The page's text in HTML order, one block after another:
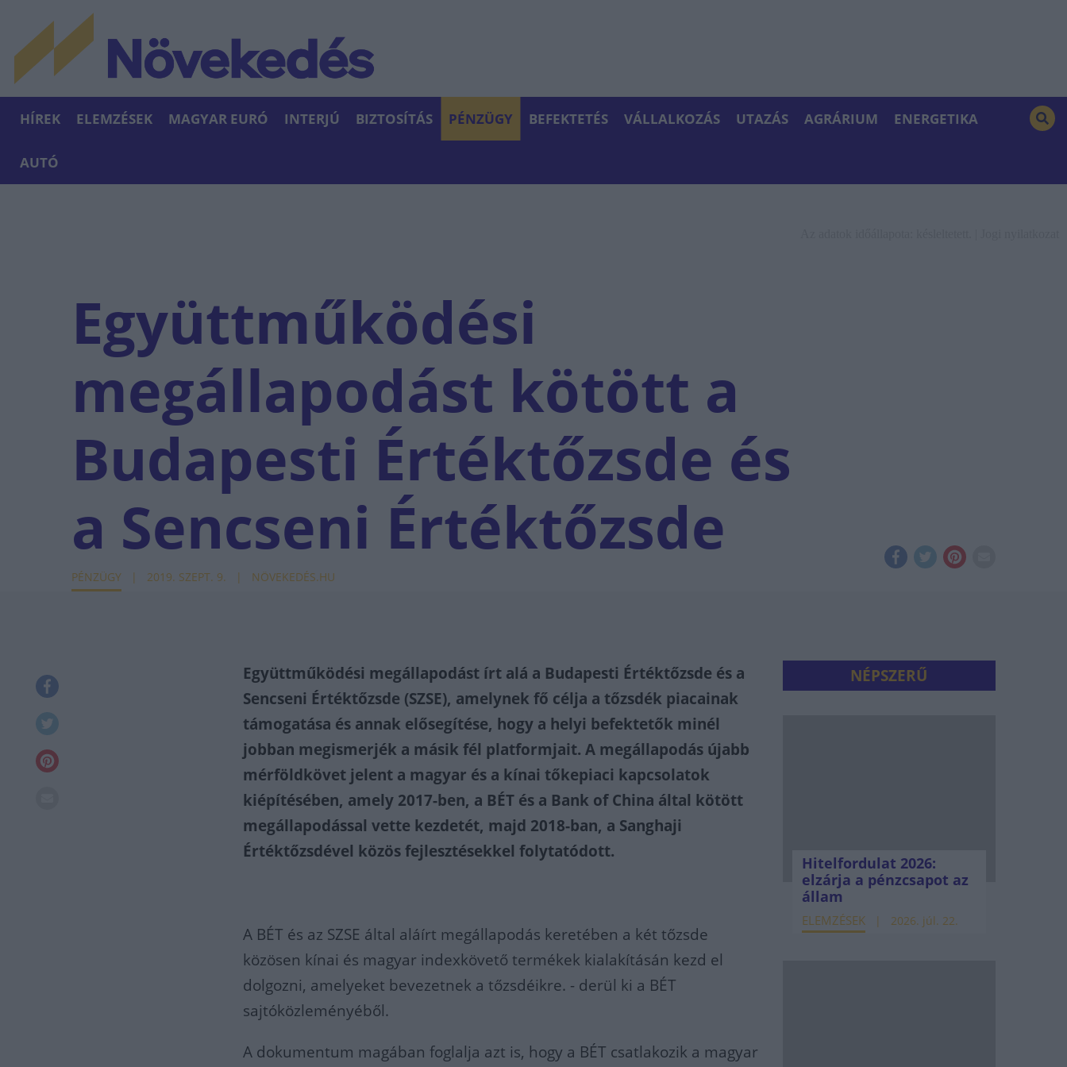
HÍREK ELEMZÉSEK MAGYAR EURÓ INTERJÚ BIZTOSÍTÁS PÉNZÜGY BEFEKTETÉS VÁLLALKOZÁS UTAZÁS AGRÁRIUM ENERGETIKA
AUTÓ
Együttműködési
megállapodást kötött a
Budapesti Értéktőzsde és
a Sencseni Értéktőzsde
PÉNZÜGY 2019. SZEPT. 9. NÖVEKEDÉS.HU
Együttműködési megállapodást írt alá a Budapesti Értéktőzsde és a
Sencseni Értéktőzsde (SZSE), amelynek fő célja a tőzsdék piacainak
támogatása és annak elősegítése, hogy a helyi befektetők minél
jobban megismerjék a másik fél platformjait. A megállapodás újabb
mérföldkövet jelent a magyar és a kínai tőkepiaci kapcsolatok
kiépítésében, amely 2017-ben, a BÉT és a Bank of China által kötött
megállapodással vette kezdetét, majd 2018-ban, a Sanghaji
Értéktőzsdével közös fejlesztésekkel folytatódott.
A BÉT és az SZSE által aláírt megállapodás keretében a két tőzsde
közösen kínai és magyar indexkövető termékek kialakításán kezd el
dolgozni, amelyeket bevezetnek a tőzsdéikre. - derül ki a BÉT
sajtóközleményéből.
A dokumentum magában foglalja azt is, hogy a BÉT csatlakozik a magyar
NÉPSZERŰ
Hitelfordulat 2026:
elzárja a pénzcsapot az
állam
ELEMZÉSEK 2026. júl. 22.